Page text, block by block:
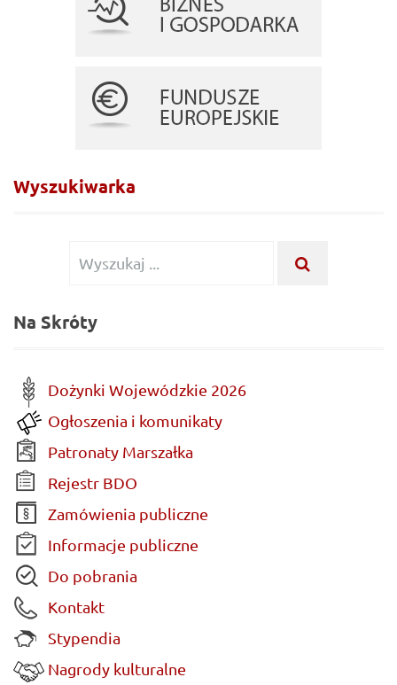
Wyszukiwarka
Wyszukiwanie
Na Skróty
Dożynki Wojewódzkie 2026
Ogłoszenia i komunikaty
Patronaty Marszałka
Rejestr BDO
Zamówienia publiczne
Informacje publiczne
Do pobrania
Kontakt
Stypendia
Nagrody kulturalne